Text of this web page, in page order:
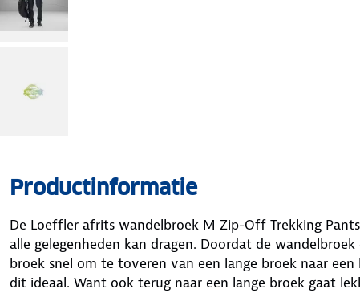
Productinformatie
De Loeffler afrits wandelbroek M Zip-Off Trekking
alle gelegenheden kan dragen. Doordat de
broek snel om te toveren van een lange broek naar
dit ideaal. Want ook terug naar een lange broek gaat